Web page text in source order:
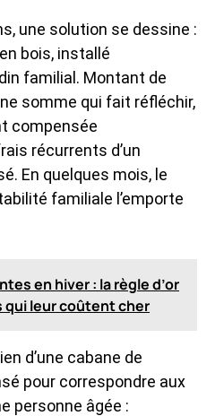
une solution se dessine :
bois, installé
familial. Montant de
somme qui fait réfléchir,
compensée
récurrents d’un
En quelques mois, le
familiale l’emporte
en hiver : la règle d’or
qui leur coûtent cher
d’une cabane de
pour correspondre aux
personne âgée :